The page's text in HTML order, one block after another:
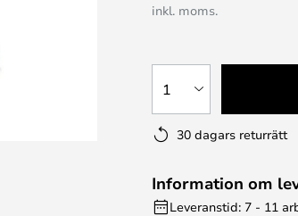
inkl. moms.
1
30 dagars returrätt
Information om
Leveranstid: 7 - 11